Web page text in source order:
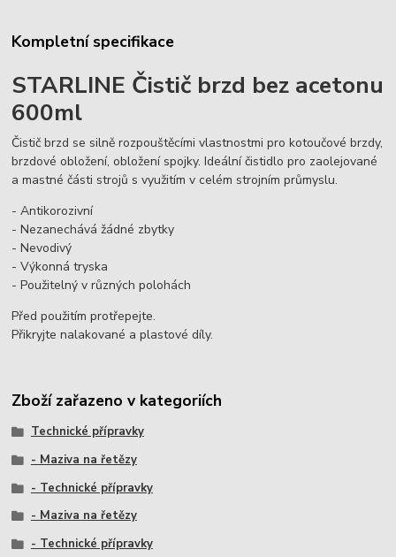
Kompletní specifikace
STARLINE Čistič brzd bez acetonu
600ml
Čistič brzd se silně rozpouštěcími vlastnostmi pro kotoučové brzdy,
brzdové obložení, obložení spojky. Ideální čistidlo pro zaolejované
a mastné části strojů s využitím v celém strojním průmyslu.
- Antikorozivní
- Nezanechává žádné zbytky
- Nevodivý
- Výkonná tryska
- Použitelný v různých polohách
Před použitím protřepejte.
Přikryjte nalakované a plastové díly.
Zboží zařazeno v kategoriích
Technické přípravky
- Maziva na řetězy
- Technické přípravky
- Maziva na řetězy
- Technické přípravky